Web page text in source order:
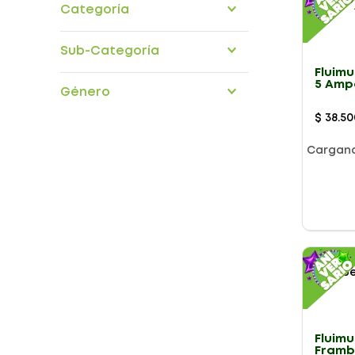
Categoría
Medicamentos Otc
Sub-Categoría
Género
5
$ 38.